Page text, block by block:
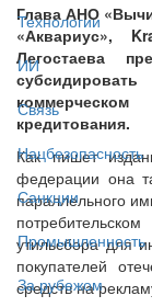
Технологии
ИИ
Связь
Нацбезопасность
Санкции
Промышленность
За рубежом
Глава АНО
«Аквариус»,
Легостаева
кредитования.
Как пишет
федерации она
параллельного
утильсбора для
покупателей
средств на